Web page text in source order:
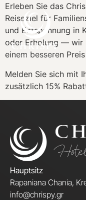
Erleben Sie das
Reiseziel für
und Entspannung in
oder Erholung — wir
einem besseren
Melden Sie sich mit
zusätzlich 15%
Hauptsitz
Rapaniana Chania,
info@chrispy.gr